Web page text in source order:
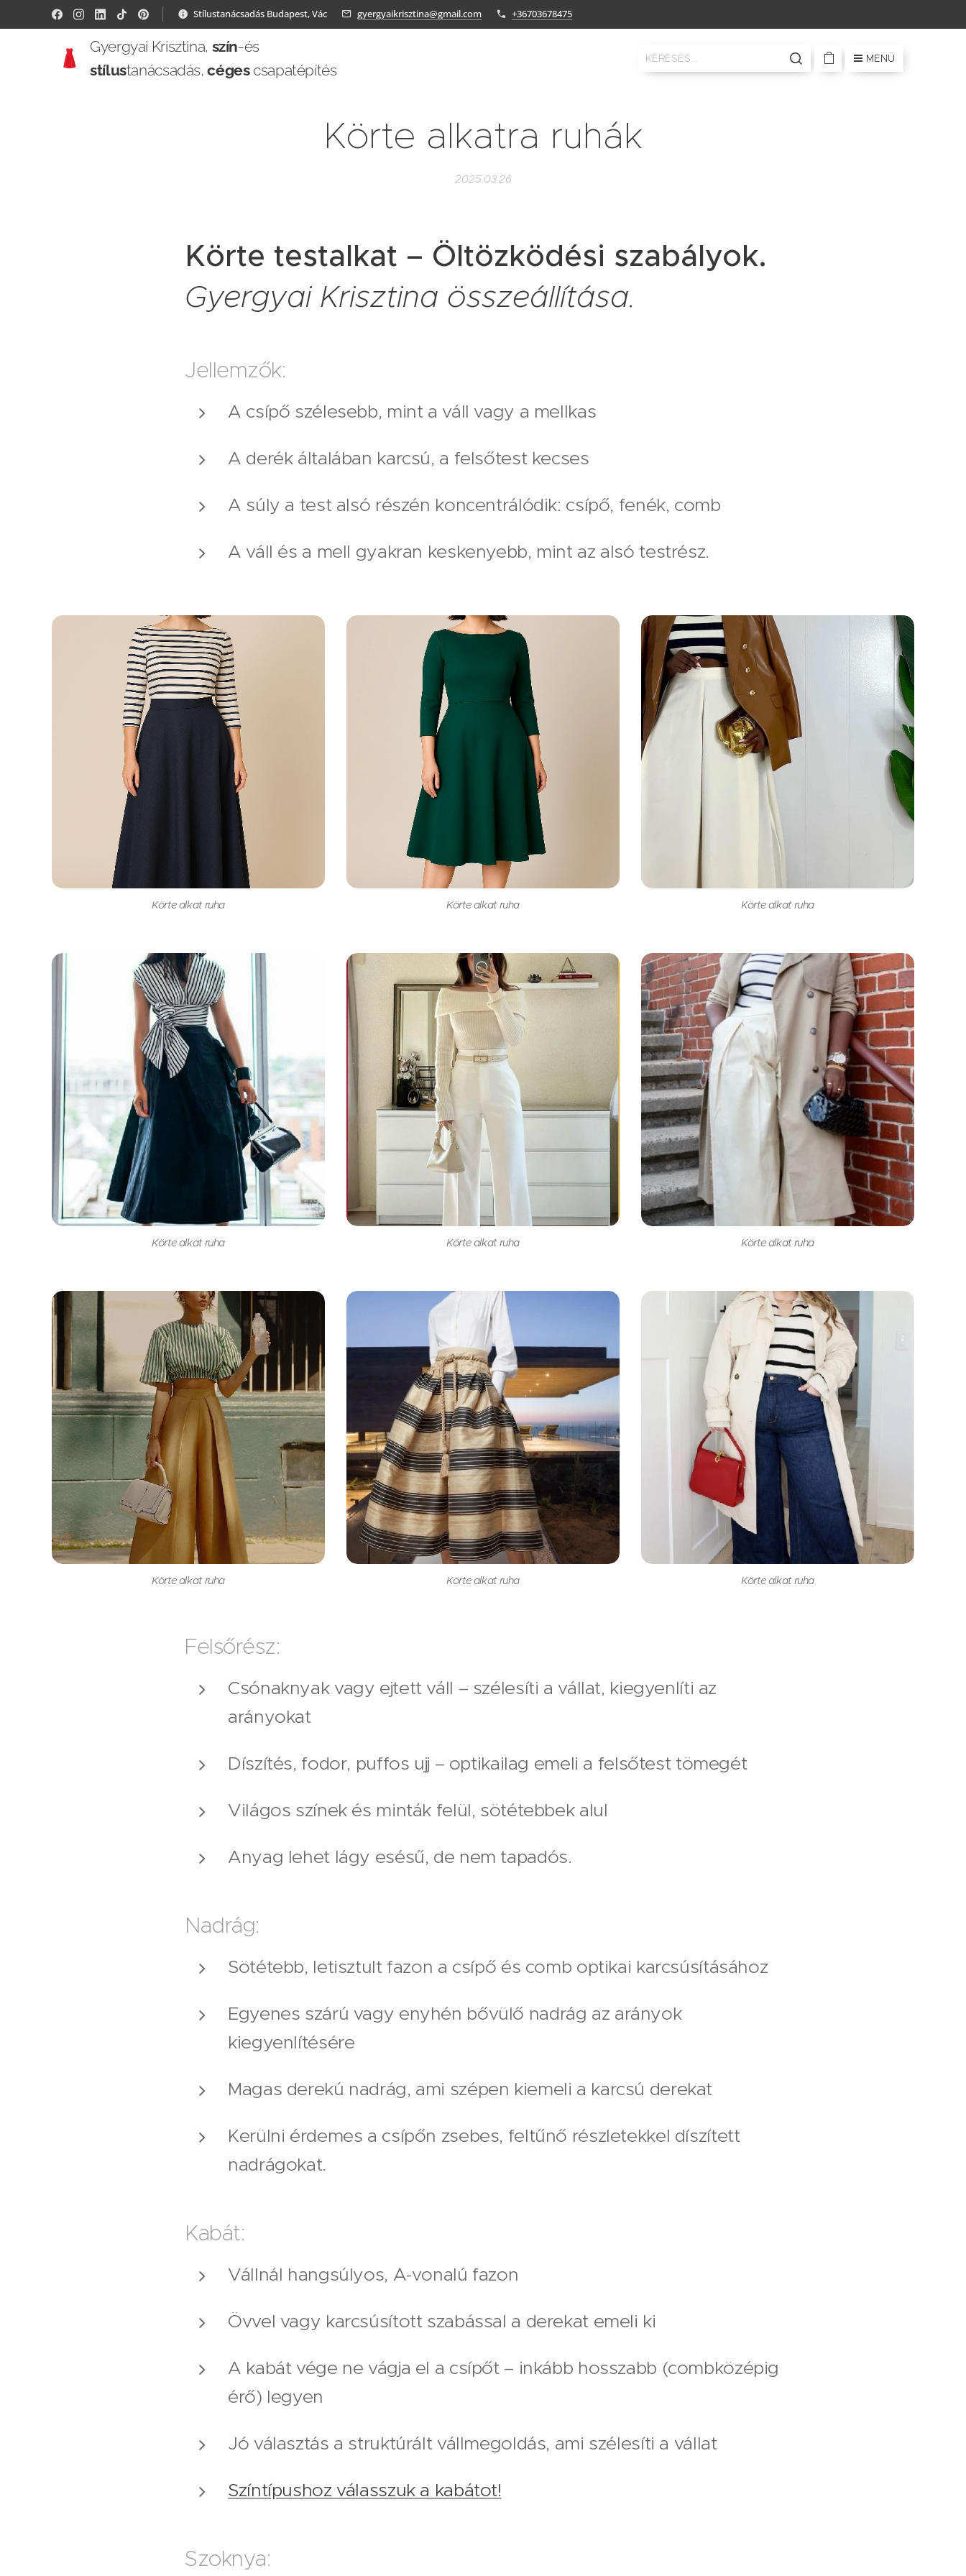
Stílustanácsadás Budapest, Vác gyergyaikrisztina@gmail.com +36703678475
Gyergyai Krisztina, szín-és
stílustanácsadás,cégescsapatépítés
MENÜ
Körte alkatra ruhák
2025.03.26
Körte testalkat – Öltözködési szabályok.
Gyergyai Krisztina összeállítása.
Jellemzők:
A csípő szélesebb, mint a váll vagy a mellkas
A derék általában karcsú, a felsőtest kecses
A súly a test alsó részén koncentrálódik: csípő, fenék, comb
A váll és a mell gyakran keskenyebb, mint az alsó testrész.
Körte alkat ruha Körte alkat ruha Körte alkat ruha
Körte alkat ruha Körte alkat ruha Körte alkat ruha
Körte alkat ruha Körte alkat ruha Körte alkat ruha
Felsőrész:
Csónaknyak vagy ejtett váll – szélesíti a vállat, kiegyenlíti az
arányokat
Díszítés, fodor, puffos ujj – optikailag emeli a felsőtest tömegét
Világos színek és minták felül, sötétebbek alul
Anyag lehet lágy esésű, de nem tapadós.
Nadrág:
Sötétebb, letisztult fazon a csípő és comb optikai karcsúsításához
Egyenes szárú vagy enyhén bővülő nadrág az arányok
kiegyenlítésére
Magas derekú nadrág, ami szépen kiemeli a karcsú derekat
Kerülni érdemes a csípőn zsebes, feltűnő részletekkel díszített
nadrágokat.
Kabát:
Vállnál hangsúlyos, A-vonalú fazon
Övvel vagy karcsúsított szabással a derekat emeli ki
A kabát vége ne vágja el a csípőt – inkább hosszabb (combközépig
érő) legyen
Jó választás a struktúrált vállmegoldás, ami szélesíti a vállat
Színtípushoz válasszuk a kabátot!
Szoknya: